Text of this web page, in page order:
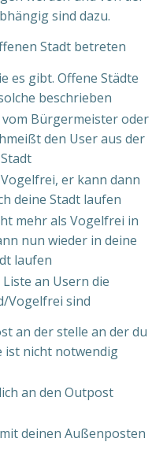
sind dazu.
Stadt betreten
es gibt. Offene Städte
beschrieben
Bürgermeister oder
den User aus der
Stadt
er kann dann
deine Stadt laufen
mehr als Vogelfrei in
nun wieder in deine
laufen
an Usern die
Vogelfrei sind
an der stelle an der du
ist nicht notwendig
an den Outpost
deinen Außenposten